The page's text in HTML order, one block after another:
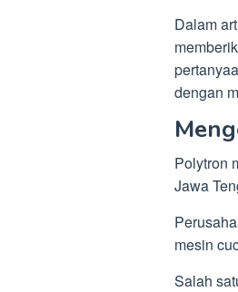
Dalam
dengan
Polytron
Jawa
mesin
Salah